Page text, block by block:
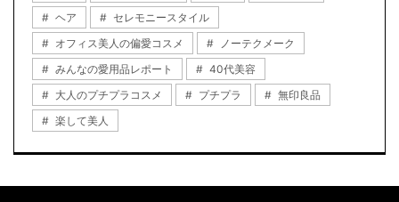
ヘア
セレモニースタイル
オフィス美人の偏愛コスメ
ノーテクメーク
みんなの愛用品レポート
40代美容
大人のプチプラコスメ
プチプラ
無印良品
楽して美人